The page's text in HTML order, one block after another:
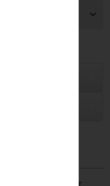
Sie stets über